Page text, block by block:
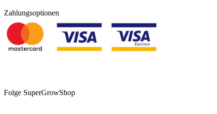
Zahlungsoptionen
Folge SuperGrowShop